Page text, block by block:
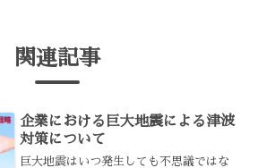
関連記事
企業における巨大地震による津波
対策について
巨大地震はいつ発生しても不思議ではな